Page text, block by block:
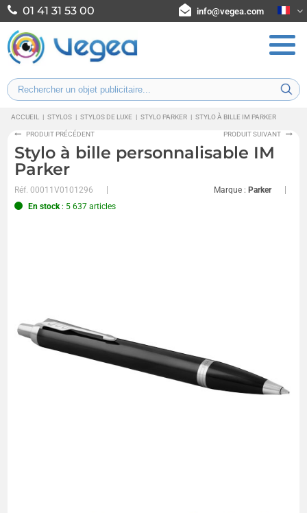
01 41 31 53 00 info@vegea.com
ACCUEIL | STYLOS | STYLOS DE LUXE | STYLO PARKER | STYLO À BILLE IM PARKER
PRODUIT PRÉCÉDENT PRODUIT SUIVANT
Stylo à bille personnalisable IM
Parker
Réf.00011V0101296 Marque : Parker
En stock: 5 637 articles